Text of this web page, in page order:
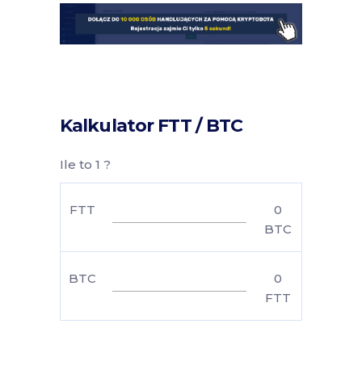
Kalkulator FTT / BTC
Ile to 1 ?
FTT
0
BTC
BTC
0
FTT